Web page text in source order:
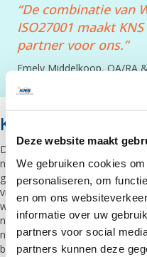
Deze website maakt
We gebruiken cookies
personaliseren, om
en om ons
informatie over uw
partners voor social
partners kunnen deze
“De combinatie van
ISO27001 maakt
partner voor ons.”
Emely Middelkoop, QA/RA
KNS als ICT
DEARhealth heeft de
naar KNS Automatisering.
genoemde pluspunten viel de
vragen en wensen konden
werkplekken inclusief alle
nieuwe medewerkers en
noemen dat Office IT - wordt
beheerd.”